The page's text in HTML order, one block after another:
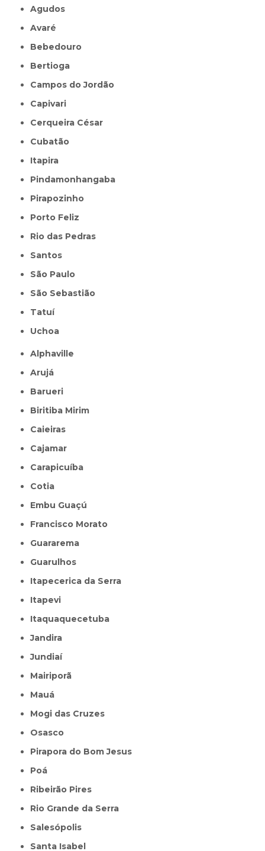
Agudos
Avaré
Bebedouro
Bertioga
Campos do Jordão
Capivari
Cerqueira César
Cubatão
Itapira
Pindamonhangaba
Pirapozinho
Porto Feliz
Rio das Pedras
Santos
São Paulo
São Sebastião
Tatuí
Uchoa
Alphaville
Arujá
Barueri
Biritiba Mirim
Caieiras
Cajamar
Carapicuíba
Cotia
Embu Guaçú
Francisco Morato
Guararema
Guarulhos
Itapecerica da Serra
Itapevi
Itaquaquecetuba
Jandira
Jundiaí
Mairiporã
Mauá
Mogi das Cruzes
Osasco
Pirapora do Bom Jesus
Poá
Ribeirão Pires
Rio Grande da Serra
Salesópolis
Santa Isabel